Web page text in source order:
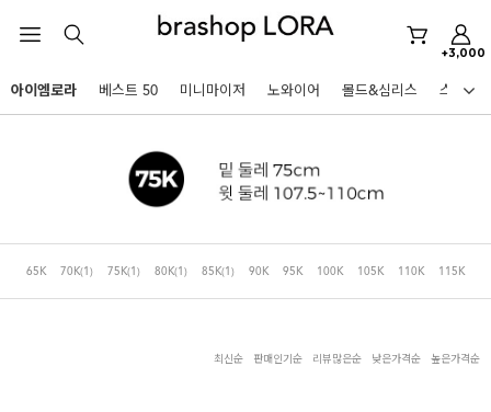
+3,000
미니마이저
스포츠브라
르미스떼르
아이엠로라
노와이어
아이엠로라 베스트 50 미니마이저 노와이어 몰드&심리스 스포츠
65K 70K(1) 75K(1) 80K(1) 85K(1) 90K 95K 100K 105K 110K 115K
최신순 판매인기순 리뷰많은순 낮은가격순 높은가격순